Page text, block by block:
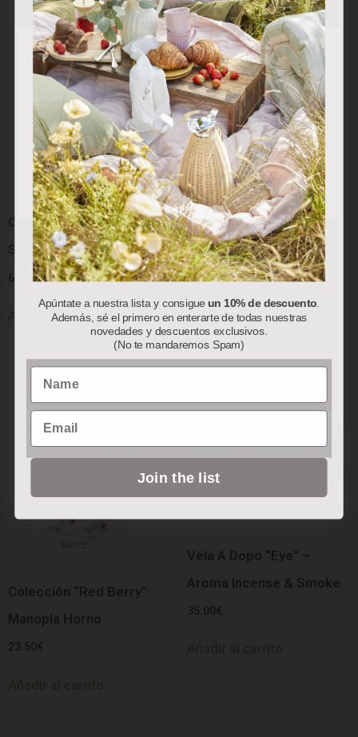
Colección “Red Berry”:
Servilletas de Papel
6.50 €
Añadir al carrito
Colección “Red Berry”:
Bolsa Térmica
78.00€
Añadir al carrito
Colección “Red Berry”:
Manopla Horno
23.50 €
Vela A Dopo “Eye” –
Aroma Incense & Smoke
35.00€
Utilizamos cookies propias y de terceros para analizar
nuestros servicios y mostrarle publicidad relacionada con
sus preferencias en base a un perfil elaborado a partir de
sus hábitos de navegación (por ejemplo, páginas
visitadas). Puede obtener más información y configurar
sus preferencias.
Aceptar Rechazar Personalizar
Apúntate a nuestra lista y consigue un 10% de descuento
Además, sé el primero en enterarte de todas nuestras
novedades y descuentos exclusivos.
(No te mandaremos Spam)
Name
Email
Join the list